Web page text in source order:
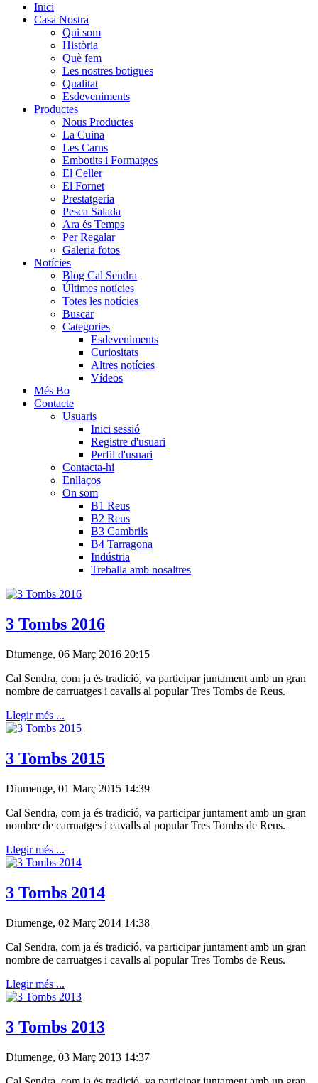
Inici
Casa Nostra
Qui som
Història
Què fem
Les nostres botigues
Qualitat
Esdeveniments
Productes
Nous Productes
La Cuina
Les Carns
Embotits i Formatges
El Celler
El Fornet
Prestatgeria
Pesca Salada
Ara és Temps
Per Regalar
Galeria fotos
Notícies
Blog Cal Sendra
Últimes notícies
Totes les notícies
Buscar
Categories
Esdeveniments
Curiositats
Altres notícies
Vídeos
Més Bo
Contacte
Usuaris
Inici sessió
Registre d'usuari
Perfil d'usuari
Contacta-hi
Enllaços
On som
B1 Reus
B2 Reus
B3 Cambrils
B4 Tarragona
Indústria
Treballa amb nosaltres
3 Tombs 2016
Diumenge, 06 Març 2016 20:15
Cal Sendra, com ja és tradició, va participar juntament amb un gran
nombre de carruatges i cavalls al popular Tres Tombs de Reus.
Llegir més ...
3 Tombs 2015
Diumenge, 01 Març 2015 14:39
Cal Sendra, com ja és tradició, va participar juntament amb un gran
nombre de carruatges i cavalls al popular Tres Tombs de Reus.
Llegir més ...
3 Tombs 2014
Diumenge, 02 Març 2014 14:38
Cal Sendra, com ja és tradició, va participar juntament amb un gran
nombre de carruatges i cavalls al popular Tres Tombs de Reus.
Llegir més ...
3 Tombs 2013
Diumenge, 03 Març 2013 14:37